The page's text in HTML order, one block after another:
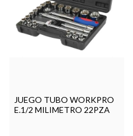
JUEGO TUBO WORKPRO
E.1/2 MILIMETRO 22PZA